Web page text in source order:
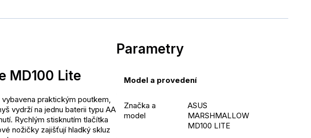
MD100 Lite
praktickým poutkem,
vydrží na jednu baterii typu AA
Rychlým stisknutím tlačítka
nožičky zajišťují hladký skluz
Parametry
Model a provedení
Značka a
model
ASUS
MARSHMALLOW
MD100 LITE